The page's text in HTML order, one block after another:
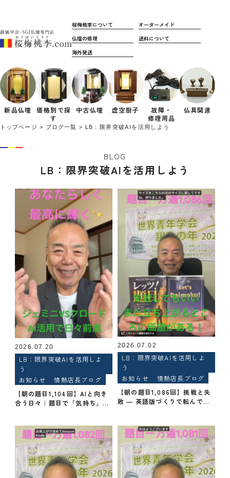
桜梅桃李について
オーダーメイド
仏壇の修理
送料について
海外発送
新品仏壇 価格別で探
す
中古仏壇 虚空厨子
故障・
修理用品
仏具関連
トップページ ブログ一覧 LB：限界突破AIを活用しよう
BLOG
LB：限界突破AIを活用しよう
2026.07.20
LB：限界突破AIを活用しよ
う
お知らせ
情熱店長ブログ
【朝の題目1,104回】AIと向き
合う日々｜題目で「気持ち」を
2026.07.02
LB：限界突破AIを活用しよ
う
お知らせ
情熱店長ブログ
【朝の題目1,086回】挑戦と失
敗 ― 英語版づくりで転んで